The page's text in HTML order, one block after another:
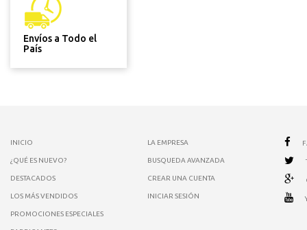
Envíos a Todo el
País
INICIO
¿QUÉ ES NUEVO?
DESTACADOS
LOS MÁS VENDIDOS
PROMOCIONES ESPECIALES
LA EMPRESA
BUSQUEDA AVANZADA
CREAR UNA CUENTA
INICIAR SESIÓN